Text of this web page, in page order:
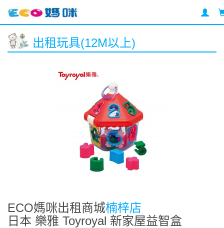
出租玩具(12M以上)
ECO媽咪出租商城楠梓店
日本 樂雅 Toyroyal 新家屋益智盒